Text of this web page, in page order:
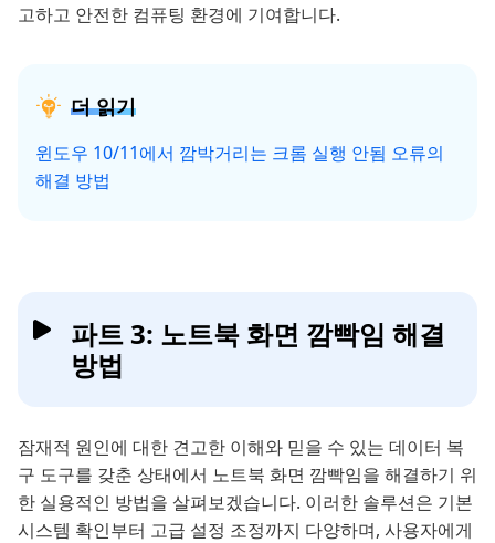
고하고 안전한 컴퓨팅 환경에 기여합니다.
더 읽기
윈도우 10/11에서 깜박거리는 크롬 실행 안됨 오류의
해결 방법
파트 3: 노트북 화면 깜빡임 해결
방법
잠재적 원인에 대한 견고한 이해와 믿을 수 있는 데이터 복
구 도구를 갖춘 상태에서 노트북 화면 깜빡임을 해결하기 위
한 실용적인 방법을 살펴보겠습니다. 이러한 솔루션은 기본
시스템 확인부터 고급 설정 조정까지 다양하며, 사용자에게